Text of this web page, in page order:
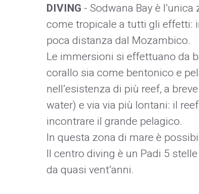
DIVING - Sodwana Bay è
come tropicale a tutti gli effetti:
poca distanza dal Mozambico.
Le immersioni si effettuano da
corallo sia come bentonico e
nell’esistenza di più reef, a
water) e via via più lontani: il
incontrare il grande pelagico.
In questa zona di mare è
Il centro diving è un Padi 5
da quasi vent’anni.